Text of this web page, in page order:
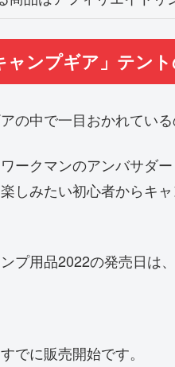
ャンプギア」テン
の中で一目おかれている
ークマンのアンバサダ
しみたい初心者からキ
プ用品2022の発売日は、
でに販売開始です。